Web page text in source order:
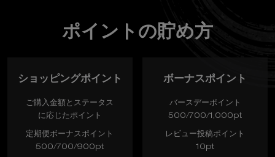
ポイントの貯め方
ショッピングポイント
ご購入金額とステータス
に応じたポイント
定期便ボーナスポイント
500/700/900pt
ボーナスポイント
バースデーポイント
500/700/1,000pt
レビュー投稿ポイント
10pt